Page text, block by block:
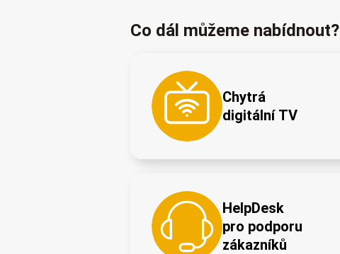
Co dál můžeme nabídnout?
Chytrá
digitální TV
HelpDesk
pro podporu
zákazníků